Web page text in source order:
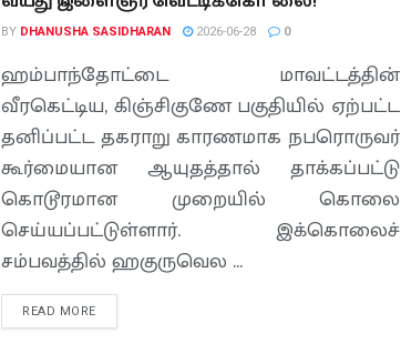
BY DHANUSHA SASIDHARAN 2026-06-28 0
ஹம்பாந்தோட்டை மாவட்டத்தின்
வீரகெட்டிய, கிஞ்சிகுணே பகுதியில் ஏற்பட்ட
தனிப்பட்ட தகராறு காரணமாக நபரொருவர்
கூர்மையான ஆயுதத்தால் தாக்கப்பட்டு
கொடூரமான முறையில் கொலை
செய்யப்பட்டுள்ளார். இக்கொலைச்
சம்பவத்தில் ஹகுருவெல ...
READ MORE